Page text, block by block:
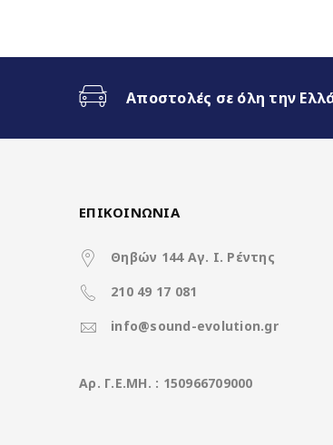
Ασύρματο CarPlay &
Χαρακτηριστικά
Operation System
Αποστολές σε όλη την
ΕΠΙΚΟΙΝΩΝΙΑ
Θηβών 144 Αγ. Ι. Ρέντης
210 49 17 081
info@sound-evolution.gr
Aρ. Γ.Ε.ΜΗ. : 150966709000